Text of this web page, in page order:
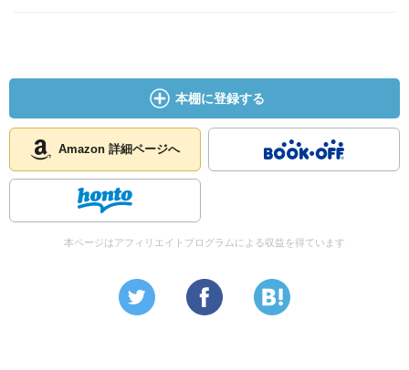
本棚に登録する
Amazon 詳細ページへ
本ページはアフィリエイトプログラムによる収益を得ています